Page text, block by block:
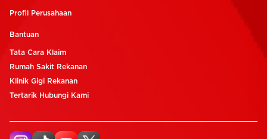
Profil Perusahaan
Bantuan
Tata Cara Klaim
Rumah Sakit Rekanan
Klinik Gigi Rekanan
Tertarik Hubungi Kami